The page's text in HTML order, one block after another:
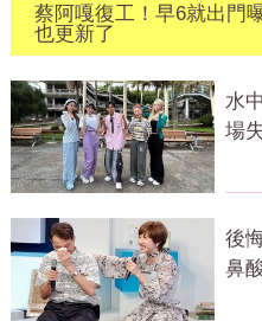
蔡阿嘎復工！早6就出
也更新了
水
場
後
鼻